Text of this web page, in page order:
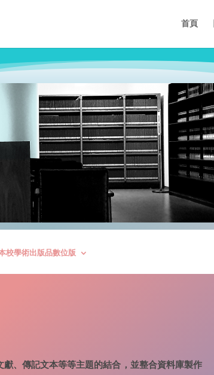
首頁
校學術出版品數位版
、傳記文本等等主題的結合，並整合資料庫製作